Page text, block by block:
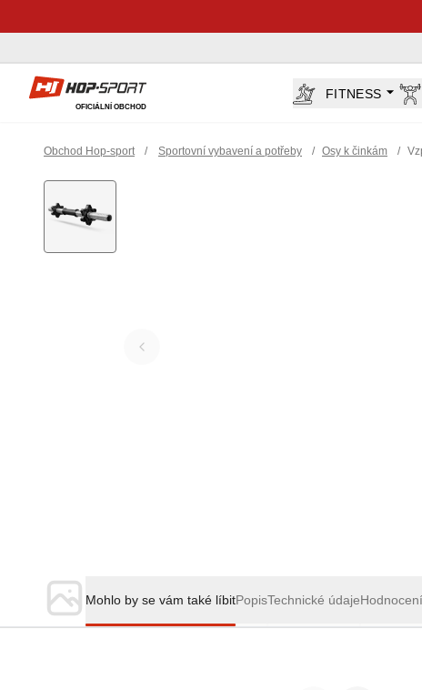
Hop-Sport.cz
OFICIÁLNÍ OBCHOD
FITNESS
Obchod Hop-sport / Sportovní vybavení a potřeby / Osy k činkám /
Mohlo by se vám také líbitPopisTechnické údajeHodnocení